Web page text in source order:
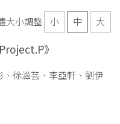
大小調整 小 中 大
》
徐滋芸、李亞軒、劉伊